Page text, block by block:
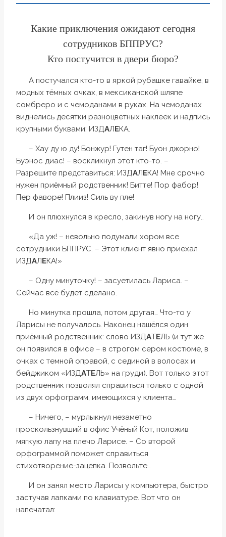
Какие приключения ожидают сегодня
сотрудников БППРУС?
Кто постучится в двери бюро?
А постучался кто-то в яркой рубашке гавайке, в
модных тёмных очках, в мексиканской шляпе
сомбреро и с чемоданами в руках. На чемоданах
виднелись десятки разноцветных наклеек и надпись
крупными буквами: ИЗДАЛЕКА.
– Хау ду ю ду! Бонжур! Гутен таг! Буон джорно!
Буэнос диас! – воскликнул этот кто-то. –
Разрешите представиться: ИЗДАЛЕКА! Мне срочно
нужен приёмный родственник! Битте! Пор фабор!
Пер фаворе! Плииз! Силь ву пле!
И он плюхнулся в кресло, закинув ногу на ногу..
«Да уж! – невольно подумали хором все
сотрудники БППРУС. – Этот клиент явно приехал
ИЗДАЛЕКА!»
– Одну минуточку! – засуетилась Лариса. –
Сейчас всё будет сделано.
Но минутка прошла, потом другая… Что-то у
Ларисы не получалось. Наконец нашёлся один
приёмный родственник: слово ИЗДАТЕЛЬ (и тут же
он появился в офисе – в строгом сером костюме, в
очках с темной оправой, с сединой в волосах и
бейджиком «ИЗДАТЕЛЬ» на груди). Вот только этот
родственник позволял справиться только с одной
из двух орфограмм, имеющихся у клиента…
– Ничего, – мурлыкнул незаметно
проскользнувший в офис Учёный Кот, положив
мягкую лапу на плечо Ларисе. – Со второй
орфограммой поможет справиться
стихотворение-зацепка. Позвольте…
И он занял место Ларисы у компьютера, быстро
застучав лапками по клавиатуре. Вот что он
напечатал: